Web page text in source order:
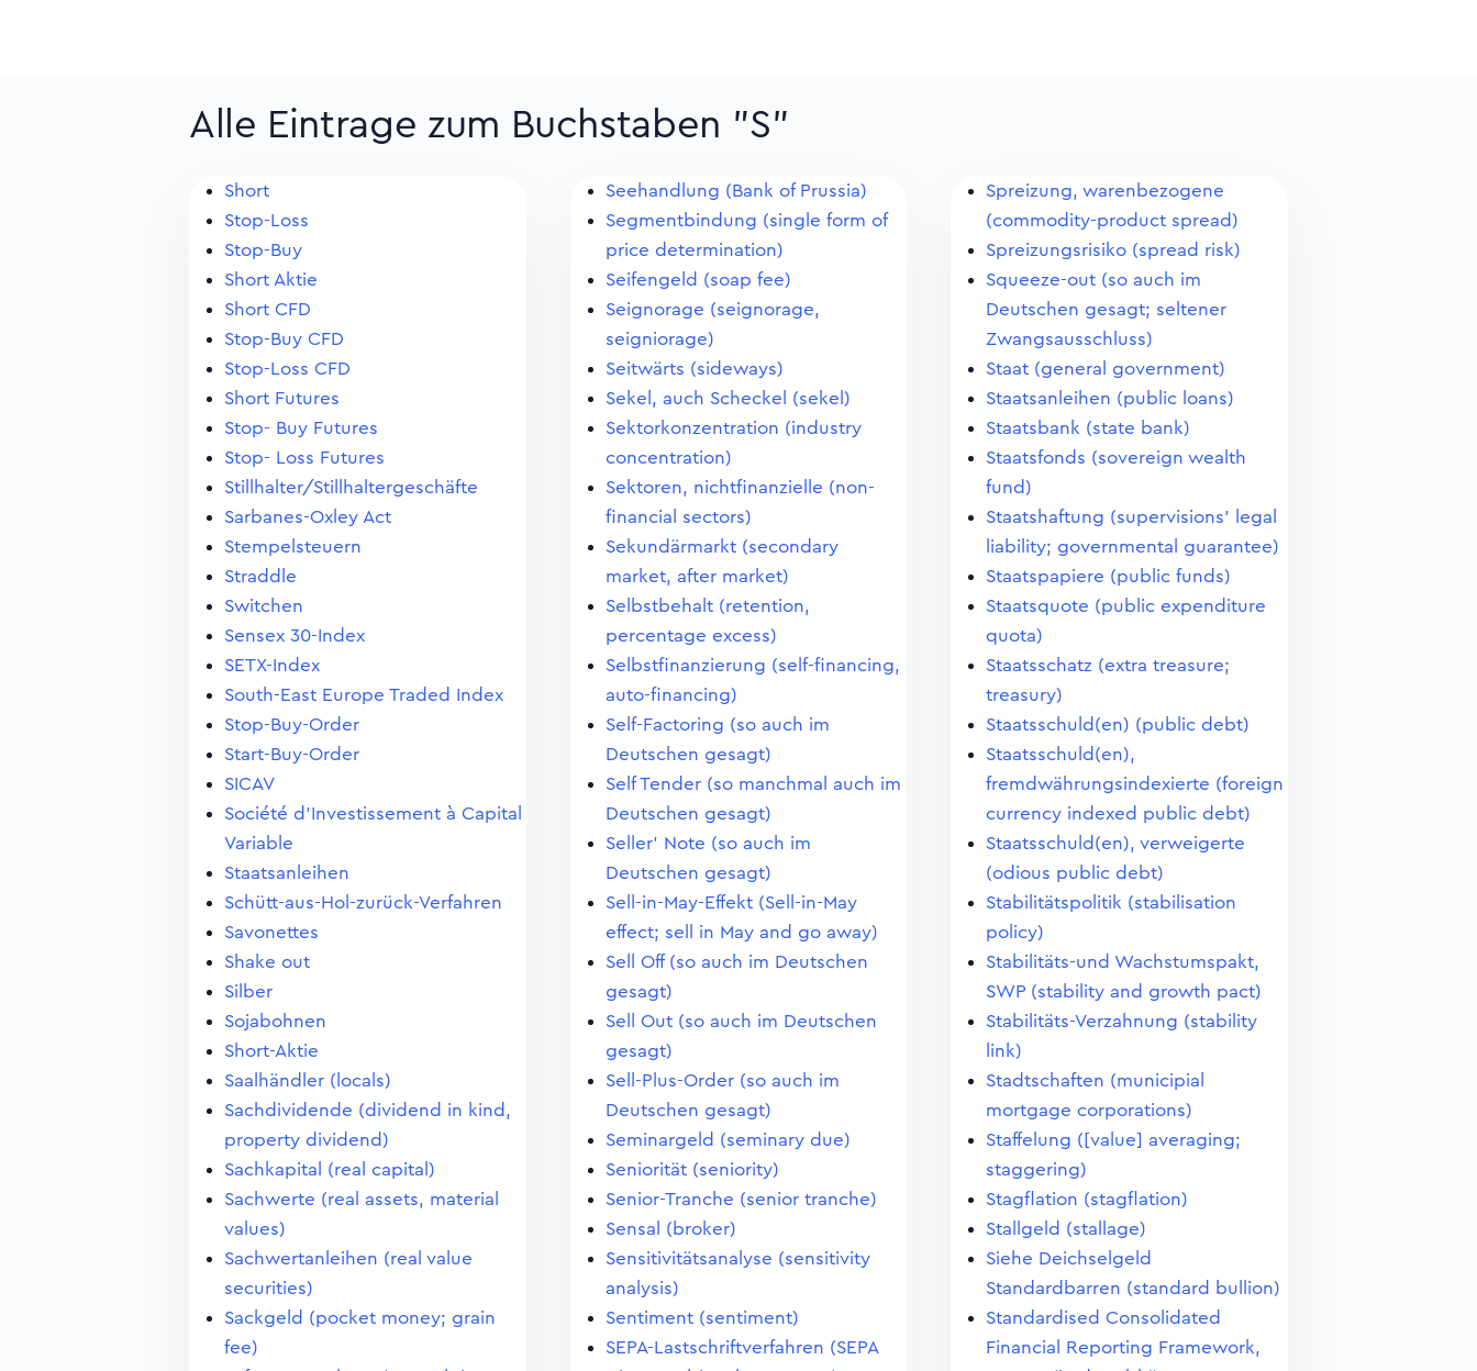
Alle Eintrage zum Buchstaben "S"
Short
Stop-Loss
Stop-Buy
Short Aktie
Short CFD
Stop-Buy CFD
Stop-Loss CFD
Short Futures
Stop- Buy Futures
Stop- Loss Futures
Stillhalter/Stillhaltergeschäfte
Sarbanes-Oxley Act
Stempelsteuern
Straddle
Switchen
Sensex 30-Index
SETX-Index
South-East Europe Traded Index
Stop-Buy-Order
Start-Buy-Order
SICAV
Société d'Investissement à Capital
Variable
Staatsanleihen
Schütt-aus-Hol-zurück-Verfahren
Savonettes
Shake out
Silber
Sojabohnen
Short-Aktie
Saalhändler (locals)
Sachdividende (dividend in kind,
property dividend)
Sachkapital (real capital)
Sachwerte (real assets, material
values)
Sachwertanleihen (real value
securities)
Sackgeld (pocket money; grain
fee)
Seehandlung (Bank of Prussia)
Segmentbindung (single form of
price determination)
Seifengeld (soap fee)
Seignorage (seignorage,
seigniorage)
Seitwärts (sideways)
Sekel, auch Scheckel (sekel)
Sektorkonzentration (industry
concentration)
Sektoren, nichtfinanzielle (non-
financial sectors)
Sekundärmarkt (secondary
market, after market)
Selbstbehalt (retention,
percentage excess)
Selbstfinanzierung (self-financing,
auto-financing)
Self-Factoring (so auch im
Deutschen gesagt)
Self Tender (so manchmal auch im
Deutschen gesagt)
Seller' Note (so auch im
Deutschen gesagt)
Sell-in-May-Effekt (Sell-in-May
effect; sell in May and go away)
Sell Off (so auch im Deutschen
gesagt)
Sell Out (so auch im Deutschen
gesagt)
Sell-Plus-Order (so auch im
Deutschen gesagt)
Seminargeld (seminary due)
Seniorität (seniority)
Senior-Tranche (senior tranche)
Sensal (broker)
Sensitivitätsanalyse (sensitivity
analysis)
Sentiment (sentiment)
SEPA-Lastschriftverfahren (SEPA
Spreizung, warenbezogene
(commodity-product spread)
Spreizungsrisiko (spread risk)
Squeeze-out (so auch im
Deutschen gesagt; seltener
Zwangsausschluss)
Staat (general government)
Staatsanleihen (public loans)
Staatsbank (state bank)
Staatsfonds (sovereign wealth
fund)
Staatshaftung (supervisions' legal
liability; governmental guarantee)
Staatspapiere (public funds)
Staatsquote (public expenditure
quota)
Staatsschatz (extra treasure;
treasury)
Staatsschuld(en) (public debt)
Staatsschuld(en),
fremdwährungsindexierte (foreign
currency indexed public debt)
Staatsschuld(en), verweigerte
(odious public debt)
Stabilitätspolitik (stabilisation
policy)
Stabilitäts-und Wachstumspakt,
SWP (stability and growth pact)
Stabilitäts-Verzahnung (stability
link)
Stadtschaften (municipial
mortgage corporations)
Staffelung ([value] averaging;
staggering)
Stagflation (stagflation)
Stallgeld (stallage)
Siehe Deichselgeld
Standardbarren (standard bullion)
Standardised Consolidated
Financial Reporting Framework,